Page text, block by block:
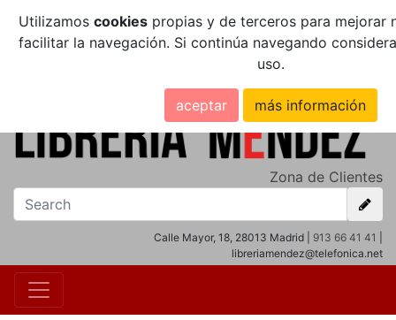
Utilizamos cookiespropias y de terceros para mejorar
facilitar la navegación. Si continúa navegando
uso.
aceptar más información
Zona de Clientes
Calle Mayor, 18, 28013 Madrid | 913 66 41 41
libreriamendez@telefonica.net